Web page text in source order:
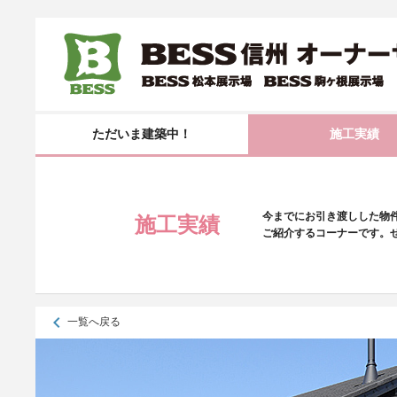
ただいま建築中！ 施工実績
施工実績
今までにお引き渡しした物
ご紹介するコーナーです。
keyboard_arrow_left 一覧へ戻る